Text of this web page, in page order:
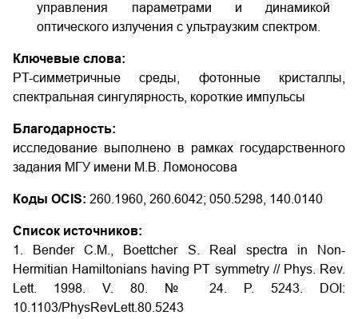
управления параметрами и динамикой
оптического излучения с ультраузким спектром.
Ключевые слова:
PT-симметричные среды, фотонные кристаллы,
спектральная сингулярность, короткие импульсы
Благодарность:
исследование выполнено в рамках государственного
задания МГУ имени М.В. Ломоносова
Коды OCIS: 260.1960, 260.6042; 050.5298, 140.0140
Список источников:
1. Bender C.M., Boettcher S. Real spectra in Non-
Hermitian Hamiltonians having PT symmetry // Phys. Rev.
Lett. 1998. V. 80. № 24. P. 5243. DOI:
10.1103/PhysRevLett.80.5243